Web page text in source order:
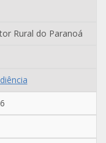
Rural do Paranoá